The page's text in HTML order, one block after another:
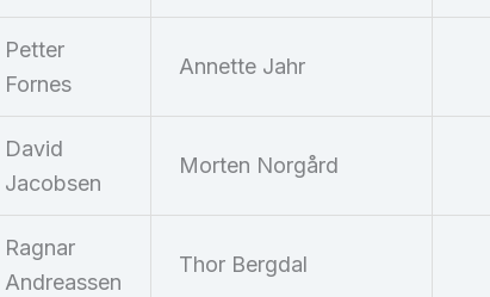
Petter
Fornes
Annette Jahr
David
Jacobsen
Morten Norgård
Ragnar
Andreassen
Thor Bergdal